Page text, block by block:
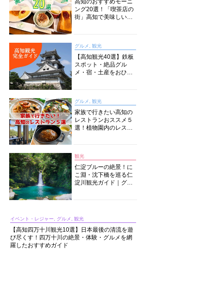
高知のおすすめモーニ
ング20選！「喫茶店の
街」高知で美味しい喫
グルメ, 観光
【高知観光40選】鉄板
スポット・絶品グル
メ・宿・土産をおひと
グルメ, 観光
家族で行きたい高知の
レストランおススメ５
選！植物園内のレスト
観光
仁淀ブルーの絶景！に
こ淵・沈下橋を巡る仁
淀川観光ガイド｜グル
イベント・レジャー, グルメ, 観光
【高知四万十川観光10選】日本最後の清流を遊
び尽くす！四万十川の絶景・体験・グルメを網
羅したおすすめガイド